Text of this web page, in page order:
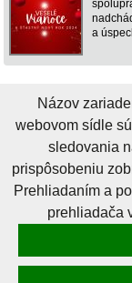
a
Lepšia horná Nitra
Trenčiansky
samosprávny kraj
Elokované pracovisko
Názov
webovom sídle
sledovania
prispôsobeniu
Prehliadaním a
prehliadača